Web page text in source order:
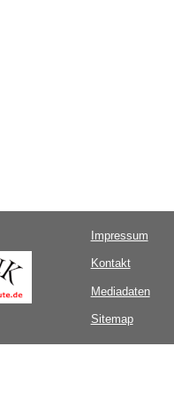
Impressum
Kontakt
Mediadaten
Sitemap